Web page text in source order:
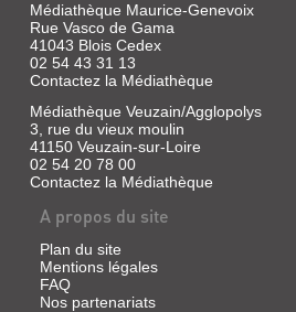
LA
SOLOGNE
:
FAUNE
ET
FLORE,
LE
MONDE
DES
Médiathèque Maurice-Genevoix
Rue Vasco de Gama
41043 Blois Cedex
02 54 43 31 13
Contactez la Médiathèque
Médiathèque Veuzain/Agglopolys
3, rue du vieux moulin
41150 Veuzain-sur-Loire
02 54 20 78 00
Contactez la Médiathèque
A propos du site
Plan du site
Mentions légales
FAQ
Nos partenariats